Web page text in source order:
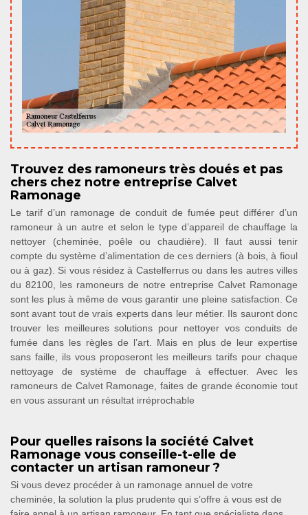
Trouvez des ramoneurs très doués et pas
chers chez notre entreprise Calvet
Ramonage
Le tarif d’un ramonage de conduit de fumée peut différer d’un
ramoneur à un autre et selon le type d’appareil de chauffage la
nettoyer (cheminée, poêle ou chaudière). Il faut aussi tenir
compte du système d’alimentation de ces derniers (à bois, à fioul
ou à gaz). Si vous résidez à Castelferrus ou dans les autres villes
du 82100, les ramoneurs de notre entreprise Calvet Ramonage
sont les plus à même de vous garantir une pleine satisfaction. Ce
sont avant tout de vrais experts dans leur métier. Ils sauront donc
trouver les meilleures solutions pour nettoyer vos conduits de
fumée dans les règles de l’art. Mais en plus de leur expertise
sans faille, ils vous proposeront les meilleurs tarifs pour chaque
nettoyage de système de chauffage à effectuer. Avec les
ramoneurs de Calvet Ramonage, faites de grande économie tout
en vous assurant un résultat irréprochable
Pour quelles raisons la société Calvet
Ramonage vous conseille-t-elle de
contacter un artisan ramoneur ?
Si vous devez procéder à un ramonage annuel de votre
cheminée, la solution la plus prudente qui s’offre à vous est de